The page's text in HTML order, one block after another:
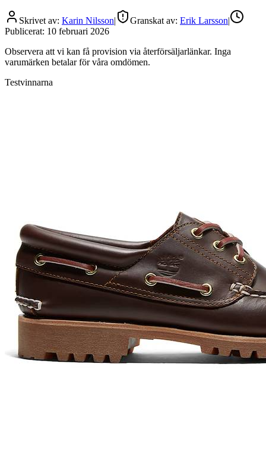
Skrivet av: Karin Nilsson| Granskat av: Erik Larsson|
Publicerat: 10 februari 2026
Observera att vi kan få provision via återförsäljarlänkar. Inga
varumärken betalar för våra omdömen.
Testvinnarna